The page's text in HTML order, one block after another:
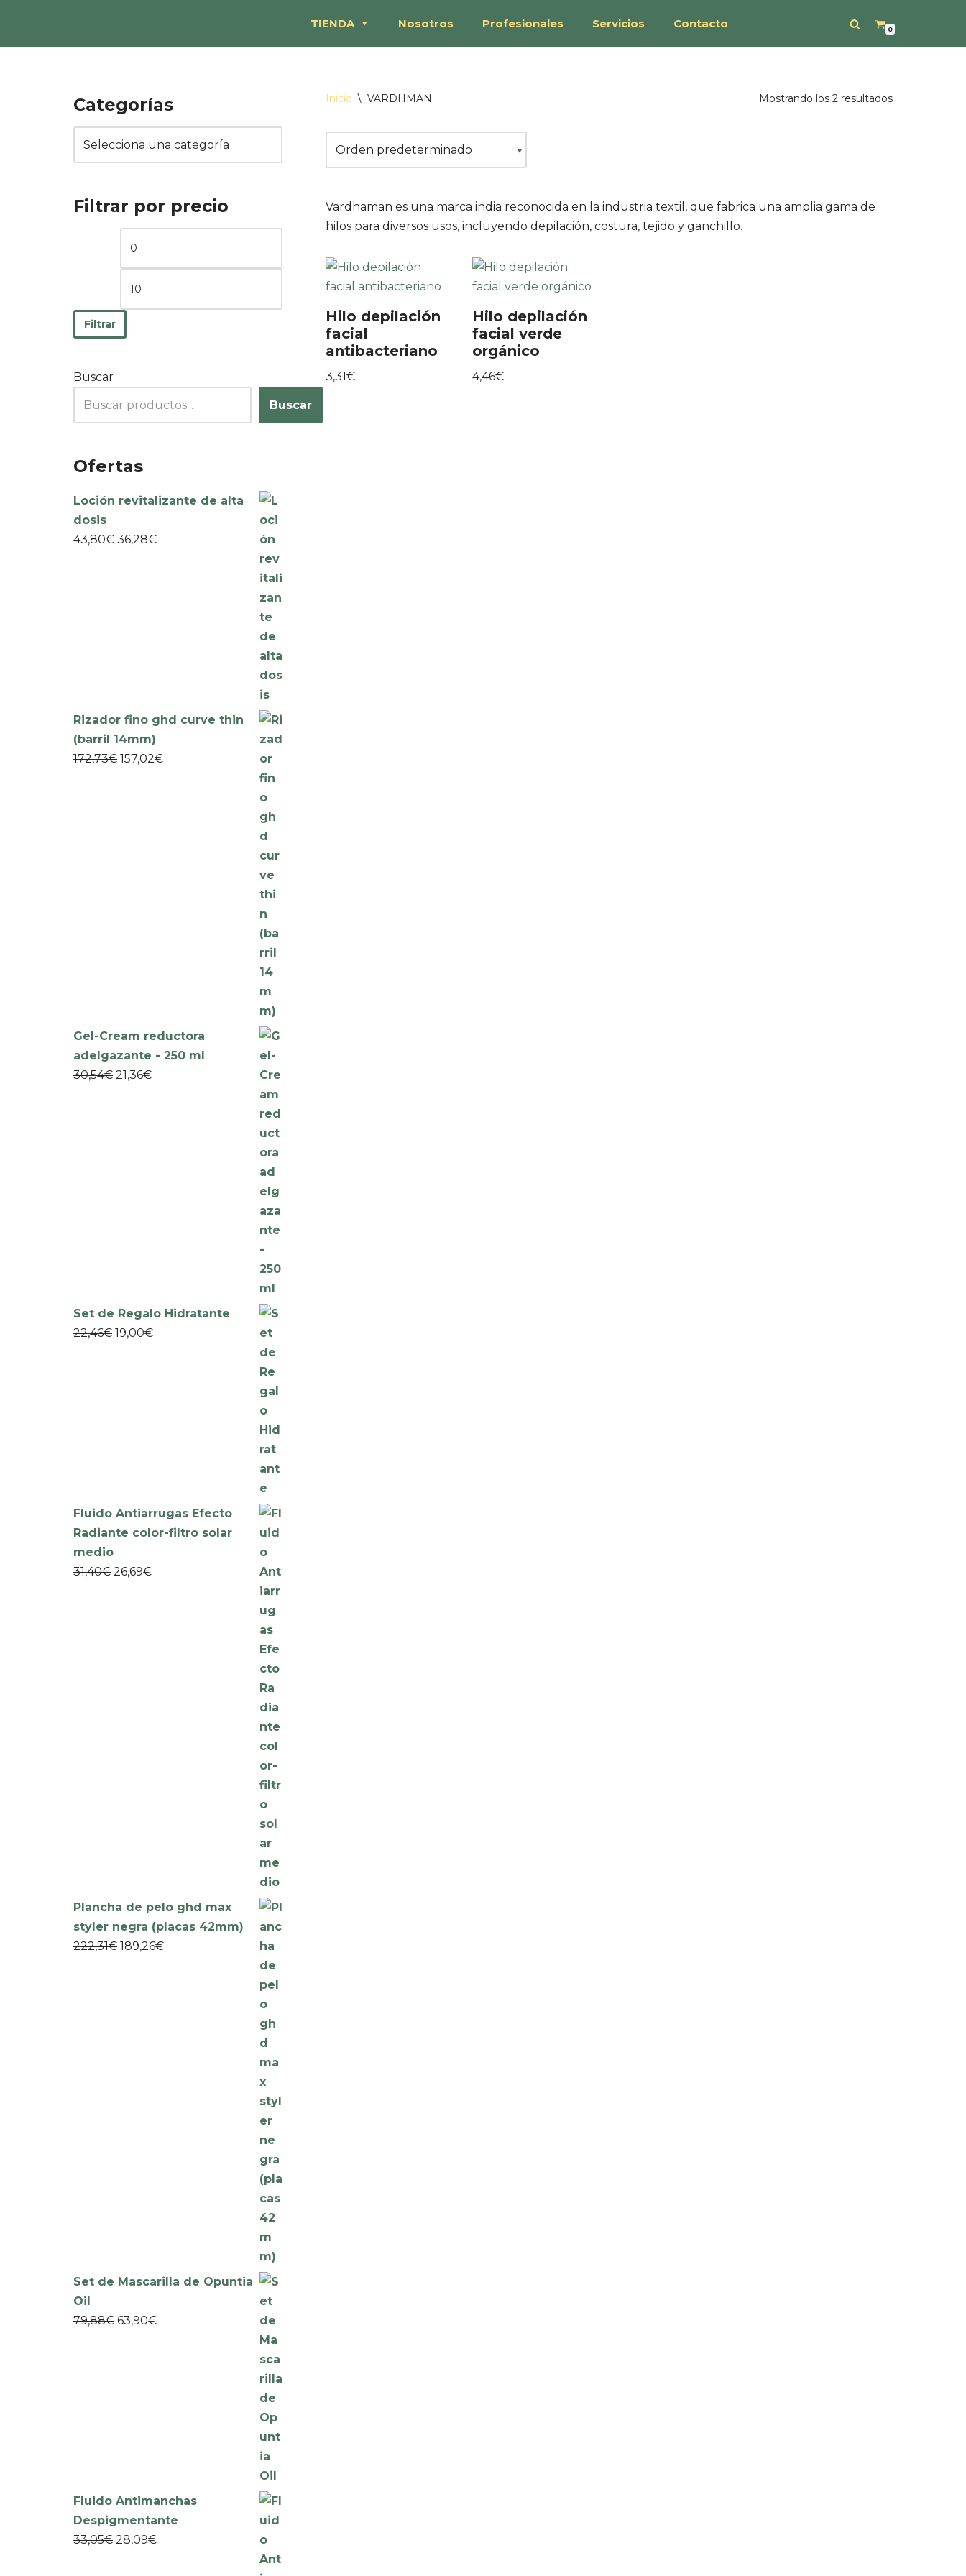
TIENDA Nosotros Profesionales Servicios Contacto 0
Categorías
Filtrar por precio
Filtrar
Buscar
Buscar
Ofertas
Loción revitalizante de alta
dosis
43,80€ 36,28€
Rizador fino ghd curve thin
(barril 14mm)
172,73€ 157,02€
Gel-Cream reductora
adelgazante - 250 ml
30,54€ 21,36€
Set de Regalo Hidratante
22,46€ 19,00€
Fluido Antiarrugas Efecto
Radiante color-filtro solar
medio
31,40€ 26,69€
Plancha de pelo ghd max
styler negra (placas 42mm)
222,31€ 189,26€
Set de Mascarilla de Opuntia
Oil
79,88€ 63,90€
Fluido Antimanchas
Despigmentante
33,05€ 28,09€
Inicio \ VARDHMAN Mostrando los 2 resultados
Vardhaman es una marca india reconocida en la industria textil, que fabrica una amplia gama de
hilos para diversos usos, incluyendo depilación, costura, tejido y ganchillo.
Hilo depilación
facial
antibacteriano
3,31€
Hilo depilación
facial verde
orgánico
4,46€